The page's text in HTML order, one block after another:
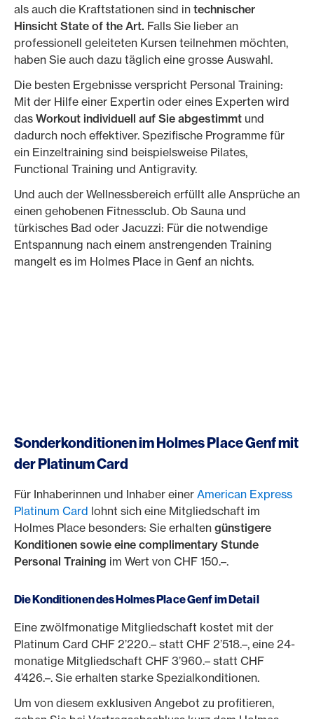
als auch die Kraftstationen sind in technischer
Hinsicht State of the Art. Falls Sie lieber an
professionell geleiteten Kursen teilnehmen möchten,
haben Sie auch dazu täglich eine grosse Auswahl.
Die besten Ergebnisse verspricht Personal Training:
Mit der Hilfe einer Expertin oder eines Experten wird
das Workout individuell auf Sie abgestimmt und
dadurch noch effektiver. Spezifische Programme für
ein Einzeltraining sind beispielsweise Pilates,
Functional Training und Antigravity.
Und auch der Wellnessbereich erfüllt alle Ansprüche an
einen gehobenen Fitnessclub. Ob Sauna und
türkisches Bad oder Jacuzzi: Für die notwendige
Entspannung nach einem anstrengenden Training
mangelt es im Holmes Place in Genf an nichts.
Sonderkonditionen im Holmes Place Genf mit
der Platinum Card
Für Inhaberinnen und Inhaber einer American Express
Platinum Card lohnt sich eine Mitgliedschaft im
Holmes Place besonders: Sie erhalten günstigere
Konditionen sowie eine complimentary Stunde
Personal Training im Wert von CHF 150.–.
Die Konditionen des Holmes Place Genf im Detail
Eine zwölfmonatige Mitgliedschaft kostet mit der
Platinum Card CHF 2’220.– statt CHF 2’518.–, eine 24-
monatige Mitgliedschaft CHF 3’960.– statt CHF
4’426.–. Sie erhalten starke Spezialkonditionen.
Um von diesem exklusiven Angebot zu profitieren,